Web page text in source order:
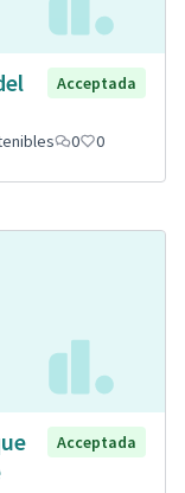
Acceptada
0 0
Acceptada